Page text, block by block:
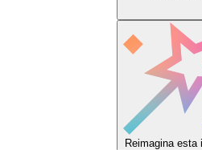
Reimagina esta